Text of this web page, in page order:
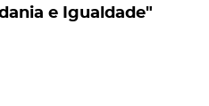
e Igualdade"